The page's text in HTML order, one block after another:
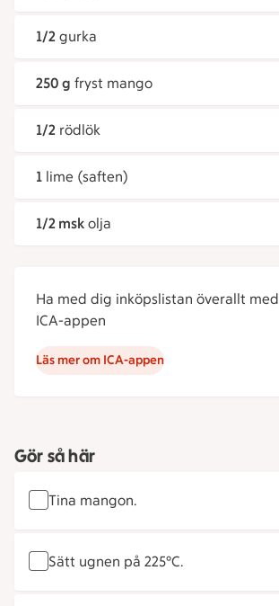
1/2 gurka
250 g fryst mango
1/2 rödlök
1 lime (saften)
1/2 msk olja
Ha med dig inköpslistan överallt med
ICA-appen
Läs mer om ICA-appen
Gör så här
Tina mangon.
Sätt ugnen på 225°C.